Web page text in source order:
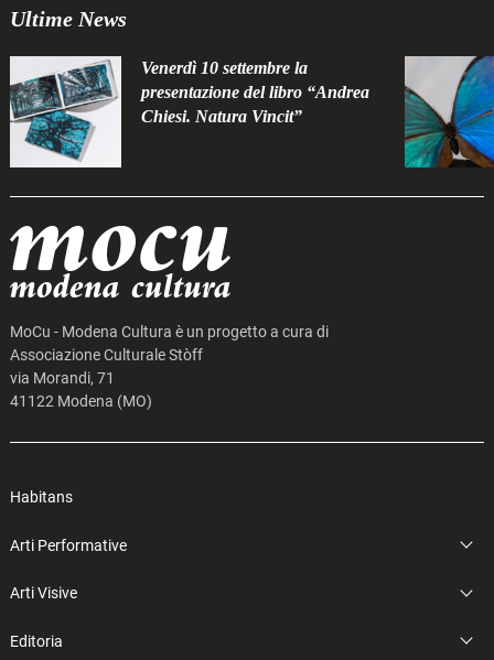
Ultime News
Venerdì 10 settembre la
presentazione del libro “Andrea
Chiesi. Natura Vincit”
MoCu - Modena Cultura è un progetto a cura di
Associazione Culturale Stòff
via Morandi, 71
41122 Modena (MO)
Habitans
Arti Performative
Arti Visive
Editoria